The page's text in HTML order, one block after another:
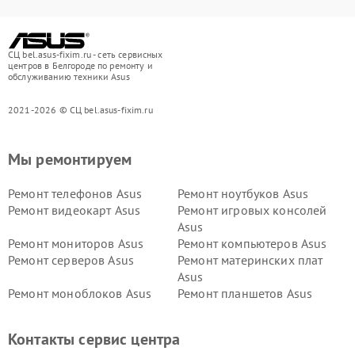
СЦ bel.asus-fixim.ru - сеть сервисных
центров в Белгороде по ремонту и
обслуживанию техники Asus
2021-2026 © СЦ bel.asus-fixim.ru
Мы ремонтируем
Ремонт телефонов Asus
Ремонт ноутбуков Asus
Ремонт видеокарт Asus
Ремонт игровых консолей
Asus
Ремонт мониторов Asus
Ремонт компьютеров Asus
Ремонт серверов Asus
Ремонт материнских плат
Asus
Ремонт моноблоков Asus
Ремонт планшетов Asus
Контакты сервис центра